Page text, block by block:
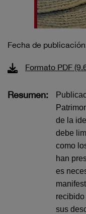
Fecha de
Formato PDF
Resumen:
de la
debe
como
han
es
sus